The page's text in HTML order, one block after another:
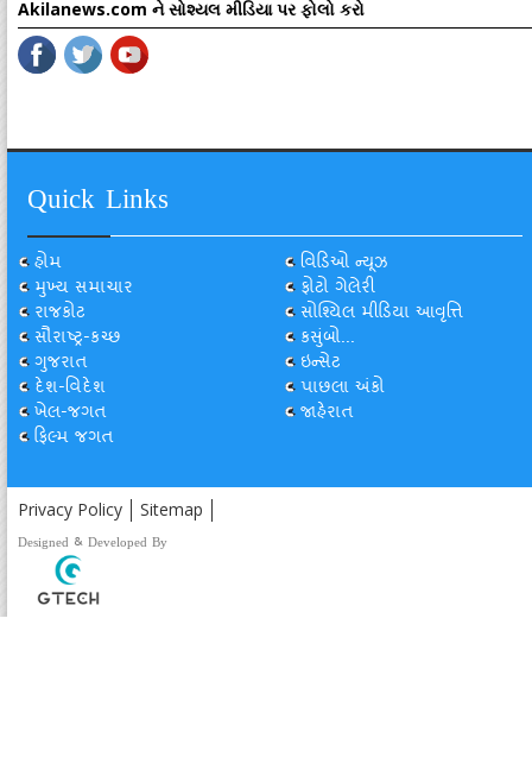
Akilanews.com ને સોશ્યલ મીડિયા પર ફોલો કરો
Quick Links
હોમ
મુખ્ય સમાચાર
રાજકોટ
સૌરાષ્ટ્ર-કચ્છ
ગુજરાત
દેશ-વિદેશ
ખેલ-જગત
ફિલ્મ જગત
વિડિઓ ન્યૂઝ
ફોટો ગેલેરી
સોશ્યિલ મીડિયા આવૃત્તિ
કસુંબો...
ઇન્સેટ
પાછલા અંકો
જાહેરાત
Privacy Policy Sitemap
Designed & Developed By